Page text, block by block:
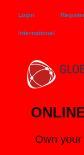
Login
International
Own